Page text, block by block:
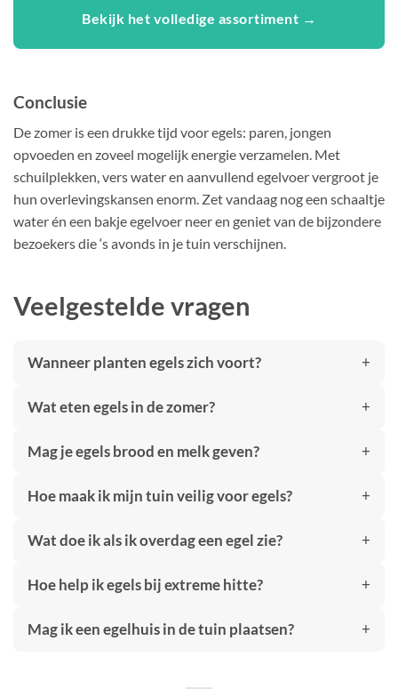
Bekijk het volledige assortiment →
Conclusie
De zomer is een drukke tijd voor egels: paren, jongen
opvoeden en zoveel mogelijk energie verzamelen. Met
schuilplekken, vers water en aanvullend egelvoer vergroot je
hun overlevingskansen enorm. Zet vandaag nog een schaaltje
water én een bakje egelvoer neer en geniet van de bijzondere
bezoekers die ‘s avonds in je tuin verschijnen.
Veelgestelde vragen
Wanneer planten egels zich voort?
Wat eten egels in de zomer?
Mag je egels brood en melk geven?
Hoe maak ik mijn tuin veilig voor egels?
Wat doe ik als ik overdag een egel zie?
Hoe help ik egels bij extreme hitte?
Mag ik een egelhuis in de tuin plaatsen?